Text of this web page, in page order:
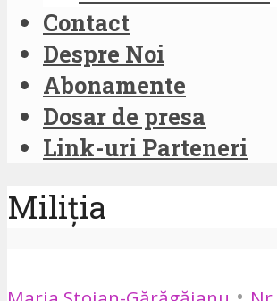
Contact
Despre Noi
Abonamente
Dosar de presa
Link-uri Parteneri
Miliția